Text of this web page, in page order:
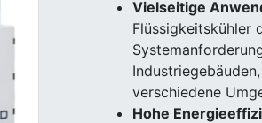
Vielseitige
Flüssigkeitskühler
verschiedene
Hohe